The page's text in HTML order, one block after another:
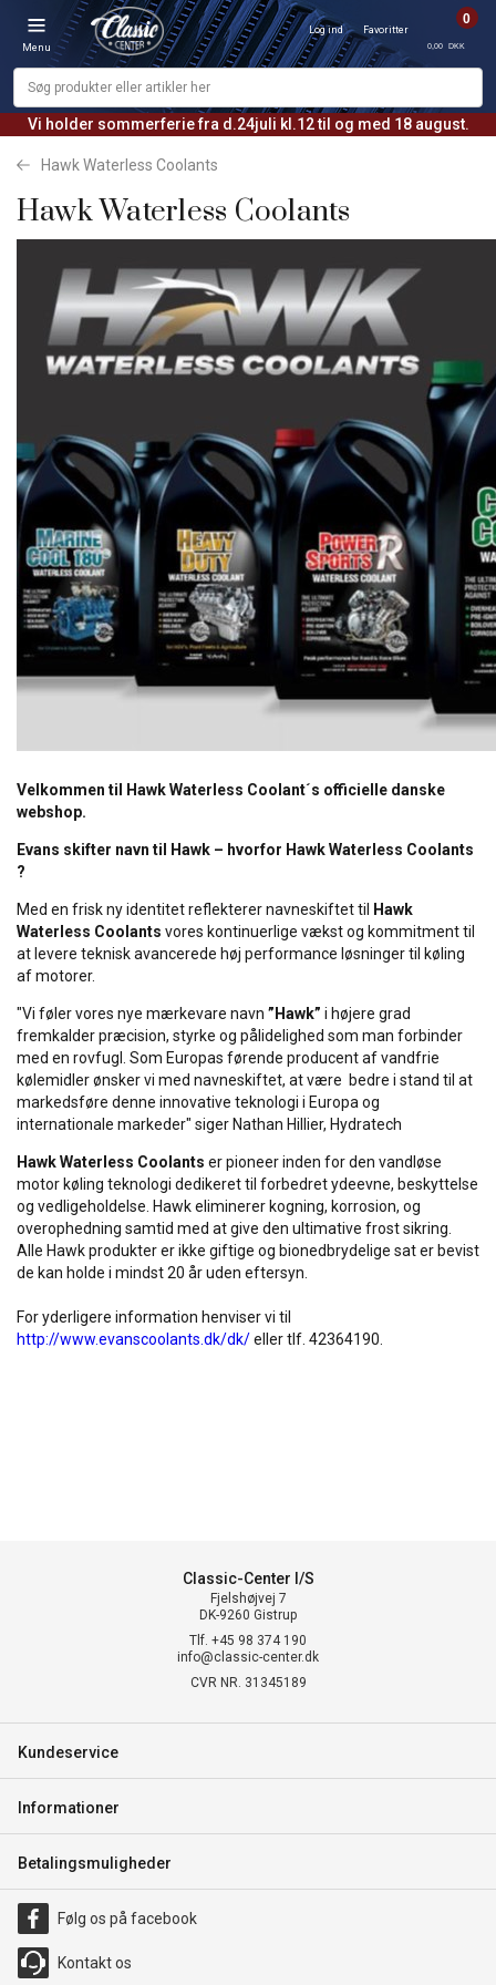
Vi holder sommerferie fra d.24juli kl.12 til og med 18 august.
Menu
Log ind Favoritter
0
0,00 DKK
Hawk Waterless Coolants
Hawk Waterless Coolants
Velkommen til Hawk Waterless Coolant´s officielle danske
webshop.
Evans skifter navn til Hawk – hvorfor Hawk Waterless Coolants
?
Med en frisk ny identitet reflekterer navneskiftet til
Hawk
Waterless Coolants vores kontinuerlige vækst og kommitment til
at levere teknisk avancerede høj performance løsninger til køling
af motorer.
"Vi føler vores nye mærkevare navn ”Hawk” i højere grad
fremkalder præcision, styrke og pålidelighed som man forbinder
med en rovfugl. Som Europas førende producent af vandfrie
kølemidler ønsker vi med navneskiftet, at være bedre i stand til at
markedsføre denne innovative teknologi i Europa og
internationale markeder" siger Nathan Hillier, Hydratech
Hawk Waterless Coolants er pioneer inden for den vandløse
motor køling teknologi dedikeret til forbedret ydeevne, beskyttelse
og vedligeholdelse. Hawk eliminerer kogning, korrosion, og
overophedning samtid med at give den ultimative frost sikring.
Alle Hawk produkter er ikke giftige og bionedbrydelige sat er bevist
de kan holde i mindst 20 år uden eftersyn.
For yderligere information henviser vi til
http://www.evanscoolants.dk/dk/eller tlf. 42364190.
Classic-Center I/S
Fjelshøjvej 7
DK-9260 Gistrup
Tlf. +45 98 374 190
info@classic-center.dk
CVR NR. 31345189
Kundeservice
Informationer
Betalingsmuligheder
Følg os på facebook
Kontakt os